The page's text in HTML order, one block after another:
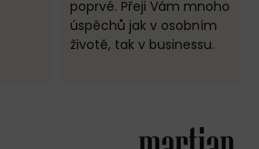
poprvé. Přeji Vám mnoho
úspěchů jak v osobním
životě, tak v businessu.